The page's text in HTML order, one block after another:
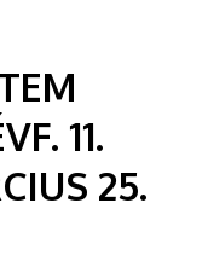
11.
25.